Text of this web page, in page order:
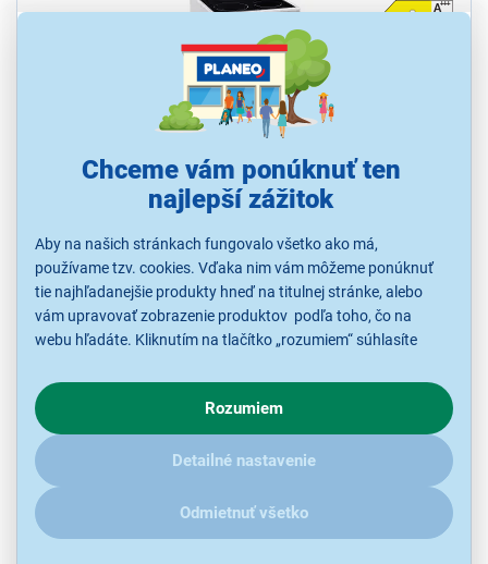
Chceme vám ponúknuť ten
najlepší zážitok
Aby na našich stránkach fungovalo všetko ako má,
používame tzv. cookies. Vďaka nim vám môžeme ponúknuť
tie najhľadanejšie produkty hneď na titulnej stránke, alebo
vám upravovať zobrazenie produktov podľa toho, čo na
webu hľadáte. Kliknutím na tlačítko „rozumiem“ súhlasíte
o chovaní na webe pre zobrazovaní cielených reklám.
V prípade že vás zaujímajú detaily, ako u nás s cookies a
ďalšími údaji pracujeme, kliknitesem.
Rozumiem
Detailné nastavenie
Odmietnuť všetko
4x
MORA C 2240 CW
Elektrický sporák MORA, sklokeramická doska, rúra s objemom 68 l,
4 HiLight varné zóny, parné čistenie ECO CLEAN, osvetlenie rúry,
chladné dvierka, energetická trieda A
Ihneď k odoslaniu
Skladom viac ako 5 ks.
259,00 €